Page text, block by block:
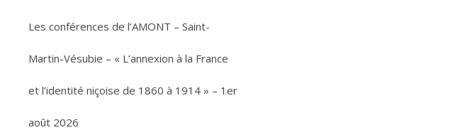
Les conférences de l’AMONT – Saint-
Martin-Vésubie – « L’annexion à la France
et l’identité niçoise de 1860 à 1914 » – 1er
août 2026